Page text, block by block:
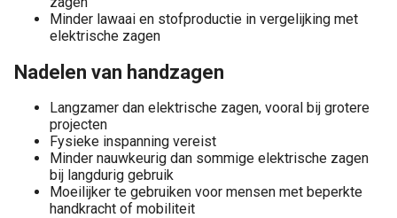
Minder lawaai en stofproductie in vergelijking met
elektrische zagen
Nadelen van handzagen
Langzamer dan elektrische zagen, vooral bij grotere
projecten
Fysieke inspanning vereist
Minder nauwkeurig dan sommige elektrische zagen
bij langdurig gebruik
Moeilijker te gebruiken voor mensen met beperkte
handkracht of mobiliteit